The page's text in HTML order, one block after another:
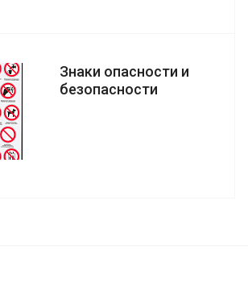
Знаки опасности и
безопасности